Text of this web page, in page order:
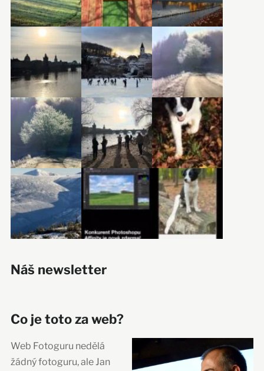
Náš newsletter
Co je toto za web?
Web Fotoguru nedělá
žádný fotoguru, ale Jan